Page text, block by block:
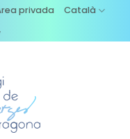
privada
Català